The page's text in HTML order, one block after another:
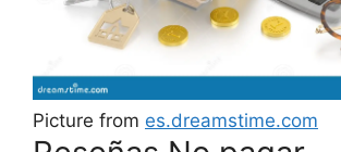
Picture from es.dreamstime.com